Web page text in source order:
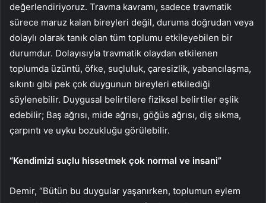
değerlendiriyoruz. Travma kavramı, sadece travmatik
sürece maruz kalan bireyleri değil, duruma doğrudan veya
dolaylı olarak tanık olan tüm toplumu etkileyebilen bir
durumdur. Dolayısıyla travmatik olaydan etkilenen
toplumda üzüntü, öfke, suçluluk, çaresizlik, yabancılaşma,
sıkıntı gibi pek çok duygunun bireyleri etkilediği
söylenebilir. Duygusal belirtilere fiziksel belirtiler eşlik
edebilir; Baş ağrısı, mide ağrısı, göğüs ağrısı, diş sıkma,
çarpıntı ve uyku bozukluğu görülebilir.
“Kendimizi suçlu hissetmek çok normal ve insani”
Demir, “Bütün bu duygular yaşanırken, toplumun eylem